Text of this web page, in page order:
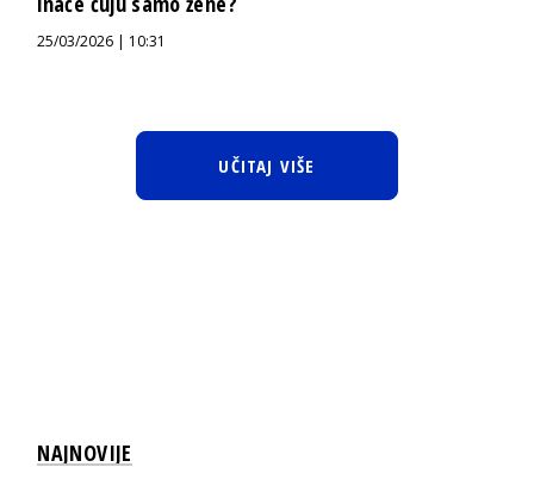
25/03/2026 | 10:31
UČITAJ VIŠE
NAJNOVIJE